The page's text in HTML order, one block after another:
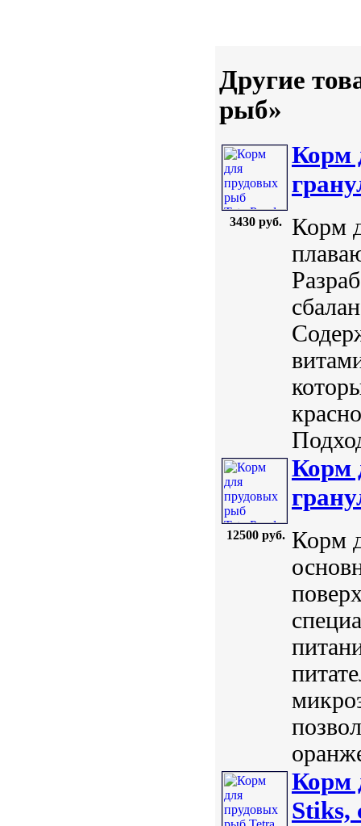
Другие
рыб»
3430 руб.
Корм
Корм
12500 руб.
Корм
Корм
Корм
Stiks,